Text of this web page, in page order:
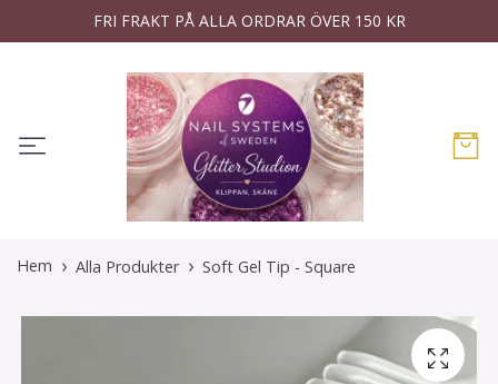
FRI FRAKT PÅ ALLA ORDRAR ÖVER 150 KR
Hem Alla Produkter Soft Gel Tip - Square